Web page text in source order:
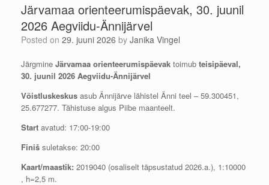
Järvamaa orienteerumispäevak, 30. juunil
2026 Aegviidu-Ännijärvel
Posted on 29. juuni 2026 by Janika Vingel
Järgmine Järvamaa orienteerumispäevak toimub teisipäeval,
30. juunil 2026 Aegviidu-Ännijärvel
Võistluskeskus asub Ännijärve lähistel Änni teel – 59.300451,
25.677277. Tähistuse algus Piibe maanteelt.
Start avatud: 17:00-19:00
Finiš suletakse: 20:00
Kaart/maastik: 2019040 (osaliselt täpsustatud 2026.a.), 1:10000
, h=2,5 m.